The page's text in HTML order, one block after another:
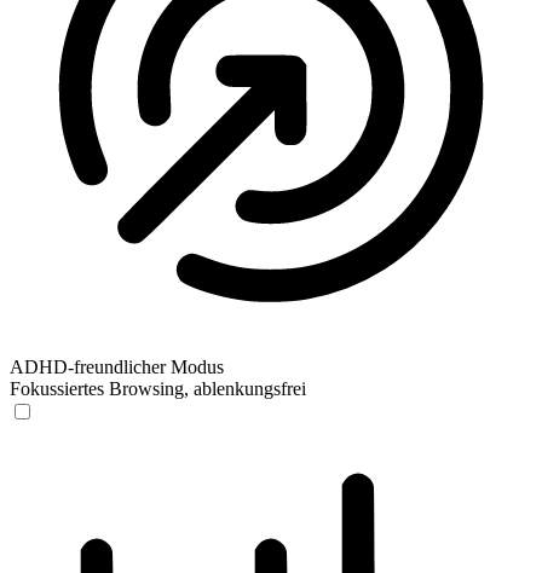
ADHD-freundlicher Modus
Fokussiertes Browsing, ablenkungsfrei